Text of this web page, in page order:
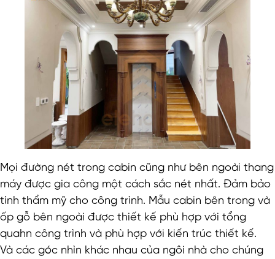
Mọi đường nét trong cabin cũng như bên ngoài thang
máy được gia công một cách sắc nét nhất. Đảm bảo
tính thẩm mỹ cho công trình. Mẫu cabin bên trong và
ốp gỗ bên ngoài được thiết kế phù hợp với tổng
quahn công trình và phù hợp với kiến trúc thiết kế.
Và các góc nhìn khác nhau của ngôi nhà cho chúng